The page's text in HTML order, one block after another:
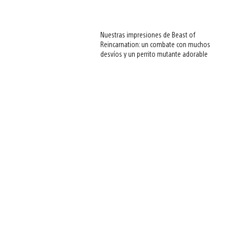
Nuestras impresiones de Beast of
Reincarnation: un combate con muchos
desvíos y un perrito mutante adorable